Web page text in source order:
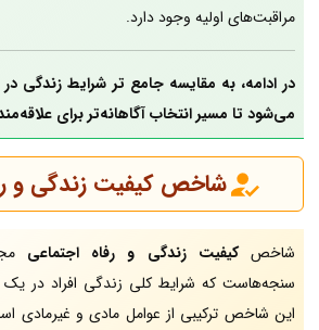
مراقبت‌های اولیه وجود دارد.
در ادامه، به مقایسه جامع تر شرایط زندگی در
می‌شود تا مسیر انتخاب آگاهانه‌تر برای
شاخص کیفیت زندگی و
شاخصکیفیت زندگی و رفاه اجتماعی
سنجه‌هاست که شرایط کلی زندگی افراد در
این شاخص ترکیبی از عوامل مادی و غیرمادی